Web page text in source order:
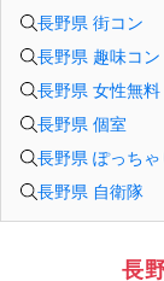
長野県 街コン
長野県 趣味コン
長野県 女性無料
長野県 個室
長野県 ぽっちゃ
長野県 自衛隊
長